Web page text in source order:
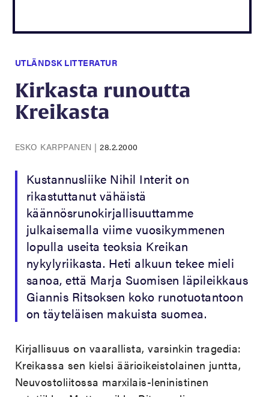
UTLÄNDSK LITTERATUR
Kirkasta runoutta
Kreikasta
ESKO KARPPANEN |28.2.2000
Kustannusliike Nihil Interit on
rikastuttanut vähäistä
käännösrunokirjallisuuttamme
julkaisemalla viime vuosikymmenen
lopulla useita teoksia Kreikan
nykylyriikasta. Heti alkuun tekee mieli
sanoa, että Marja Suomisen läpileikkaus
Giannis Ritsoksen koko runotuotantoon
on täyteläisen makuista suomea.
Kirjallisuus on vaarallista, varsinkin tragedia:
Kreikassa sen kielsi äärioikeistolainen juntta,
Neuvostoliitossa marxilais-leninistinen